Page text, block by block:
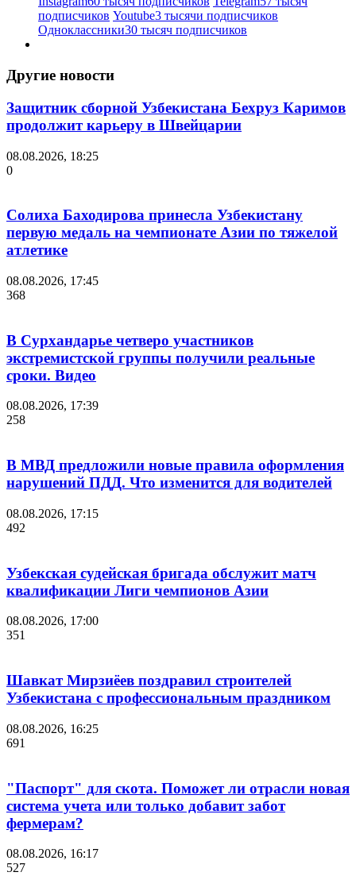
подписчиков Youtube3 тысячи подписчиков
Одноклассники30 тысяч подписчиков
Другие новости
Защитник сборной Узбекистана Бехруз Каримов
продолжит карьеру в Швейцарии
08.08.2026, 18:25
0
Солиха Баходирова принесла Узбекистану
первую медаль на чемпионате Азии по тяжелой
атлетике
08.08.2026, 17:45
368
В Сурхандарье четверо участников
экстремистской группы получили реальные
сроки. Видео
08.08.2026, 17:39
258
В МВД предложили новые правила оформления
нарушений ПДД. Что изменится для водителей
08.08.2026, 17:15
492
Узбекская судейская бригада обслужит матч
квалификации Лиги чемпионов Азии
08.08.2026, 17:00
351
Шавкат Мирзиёев поздравил строителей
Узбекистана с профессиональным праздником
08.08.2026, 16:25
691
"Паспорт" для скота. Поможет ли отрасли новая
система учета или только добавит забот
фермерам?
08.08.2026, 16:17
527